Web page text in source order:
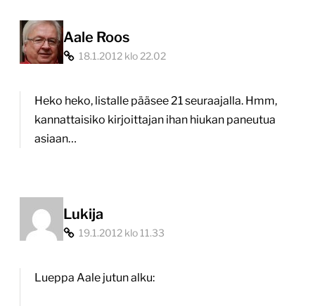
vaikuttajat
mediassa”
Aale Roos
18.1.2012 klo 22.02
Heko heko, listalle pääsee 21 seuraajalla. Hmm,
kannattaisiko kirjoittajan ihan hiukan paneutua
asiaan…
Lukija
19.1.2012 klo 11.33
Lueppa Aale jutun alku: